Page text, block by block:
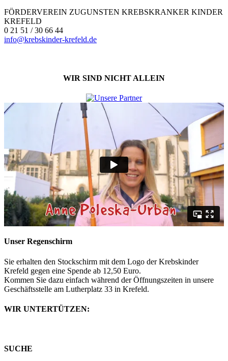
FÖRDERVEREIN ZUGUNSTEN KREBSKRANKER KINDER
KREFELD
0 21 51 / 30 66 44
info@krebskinder-krefeld.de
WIR SIND NICHT ALLEIN
Unser Regenschirm
Sie erhalten den Stockschirm mit dem Logo der Krebskinder
Krefeld gegen eine Spende ab 12,50 Euro.
Kommen Sie dazu einfach während der Öffnungszeiten in unsere
Geschäftsstelle am Lutherplatz 33 in Krefeld.
WIR UNTERTÜTZEN:
SUCHE